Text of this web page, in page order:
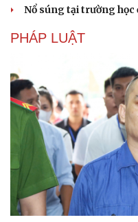
Du lịch
Tư vấn
Săn Tour
check-in
Nổ súng tại trường
PHÁP LUẬT